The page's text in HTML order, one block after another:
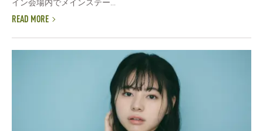
イン会場内でメインステー...
READ MORE